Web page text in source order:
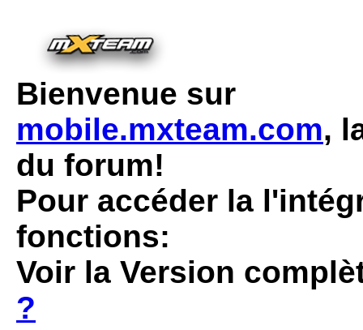
Bienvenue sur
mobile.mxteam.com,
du forum!
Pour accéder la
fonctions:
Voir la Version
?